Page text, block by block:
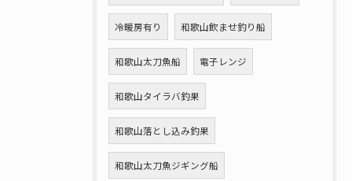
冷暖房有り 和歌山飲ませ釣り船
和歌山太刀魚船 電子レンジ
和歌山タイラバ釣果
和歌山落とし込み釣果
和歌山太刀魚ジギング船